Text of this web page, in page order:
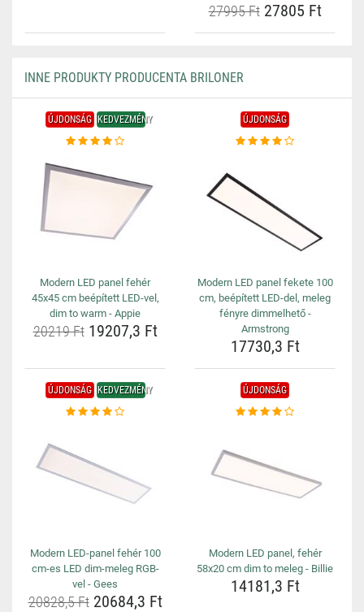
27995 Ft27805 Ft
INNE PRODUKTY PRODUCENTA BRILONER
ÚJDONSÁG KEDVEZMÉNY
Modern LED panel fehér
45x45 cm beépített LED-vel,
dim to warm - Appie
20219 Ft19207,3 Ft
ÚJDONSÁG
Modern LED panel fekete 100
cm, beépített LED-del, meleg
fényre dimmelhető -
Armstrong
17730,3 Ft
ÚJDONSÁG KEDVEZMÉNY
Modern LED-panel fehér 100
cm-es LED dim-meleg RGB-
vel - Gees
20828,5 Ft20684,3 Ft
ÚJDONSÁG
Modern LED panel, fehér
58x20 cm dim to meleg - Billie
14181,3 Ft